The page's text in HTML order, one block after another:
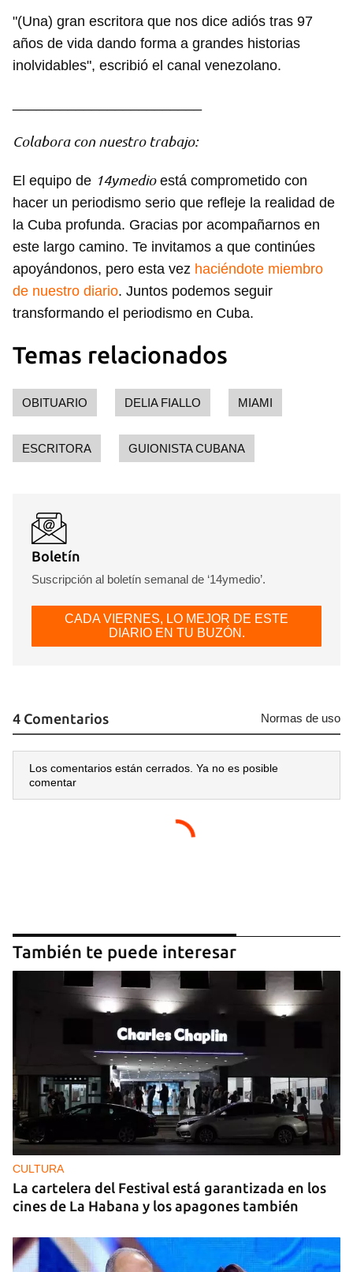
Para poder guardar como favorito, primero has de
INICIAR SESIÓN CANCELAR
"(Una) gran escritora que nos dice adiós tras 97
años de vida dando forma a grandes historias
inolvidables", escribió el canal venezolano.
Colabora con nuestro trabajo:
El equipo de 14ymedioestá comprometido con
hacer un periodismo serio que refleje la realidad de
la Cuba profunda. Gracias por acompañarnos en
este largo camino. Te invitamos a que continúes
apoyándonos, pero esta vez haciéndote miembro
de nuestro diario. Juntos podemos seguir
transformando el periodismo en Cuba.
Temas relacionados
OBITUARIO DELIA FIALLO MIAMI
ESCRITORA GUIONISTA CUBANA
Boletín
Suscripción al boletín semanal de ‘14ymedio’.
CADA VIERNES, LO MEJOR DE ESTE
DIARIO EN TU BUZÓN.
4 Comentarios Normas de uso
Los comentarios están cerrados. Ya no es posible
comentar
También te puede interesar
CULTURA
La cartelera del Festival está garantizada en los
cines de La Habana y los apagones también